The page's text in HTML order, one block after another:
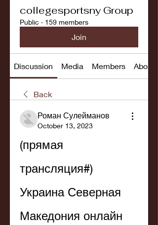
collegesportsny Group
Public · 159 members
Join
Discussion Media Members About
Back
Роман Сулейманов
October 13, 2023
(прямая
трансляция#)
Украина Северная
Македония онлайн